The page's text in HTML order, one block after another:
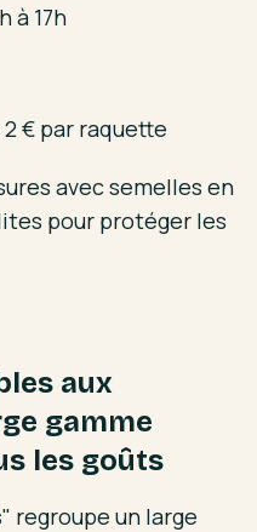
à 17h
2 € par raquette
avec semelles en
pour protéger les
aux
gamme
les goûts
regroupe un large